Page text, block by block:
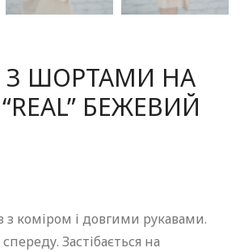
ШОРТАМИ НА
БЕЖЕВИЙ
з коміром і довгими рукавами.
Застібається на